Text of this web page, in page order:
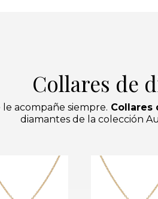
Collares de
acompañe siempre. Collares
diamantes de la colección